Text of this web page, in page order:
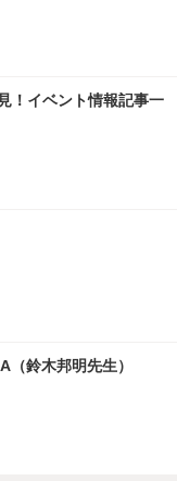
！イベント情報記事一
鈴木邦明先生）